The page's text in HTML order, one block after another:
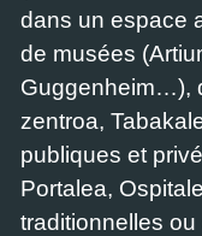
dans un espace
de musées
Guggenheim…),
zentroa,
publiques et
Portalea,
traditionnelles